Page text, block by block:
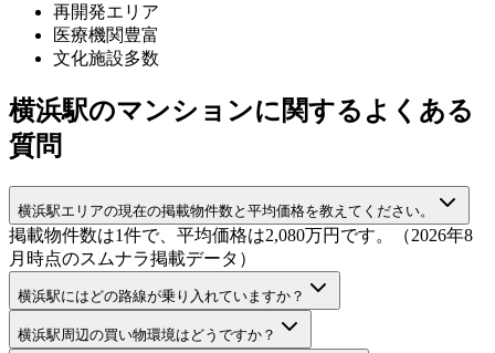
再開発エリア
医療機関豊富
文化施設多数
横浜駅のマンションに関するよくある
質問
横浜駅エリアの現在の掲載物件数と平均価格を教えてください。
掲載物件数は1件で、平均価格は2,080万円です。（2026年8
月時点のスムナラ掲載データ）
横浜駅にはどの路線が乗り入れていますか？
横浜駅周辺の買い物環境はどうですか？